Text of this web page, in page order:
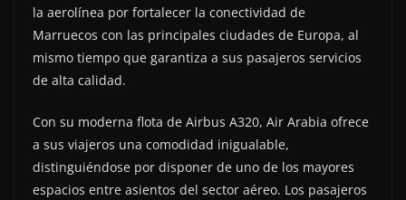
la aerolínea por fortalecer la conectividad de
Marruecos con las principales ciudades de Europa, al
mismo tiempo que garantiza a sus pasajeros servicios
de alta calidad.
Con su moderna flota de Airbus A320, Air Arabia ofrece
a sus viajeros una comodidad inigualable,
distinguiéndose por disponer de uno de los mayores
espacios entre asientos del sector aéreo. Los pasajeros